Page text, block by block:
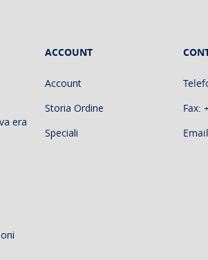
era
ACCOUNT
Account
Storia Ordine
Speciali
Fax: